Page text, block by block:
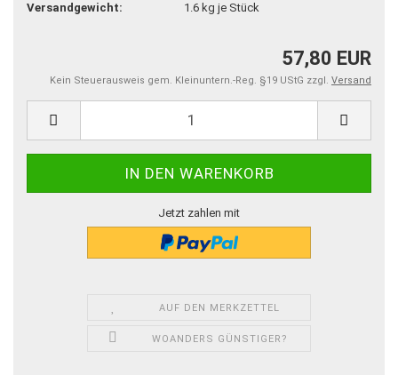
Versandgewicht: 1.6kg je Stück
57,80 EUR
Kein Steuerausweis gem. Kleinuntern.-Reg. §19 UStG zzgl. Versand
Jetzt zahlen mit
AUF DEN MERKZETTEL
WOANDERS GÜNSTIGER?